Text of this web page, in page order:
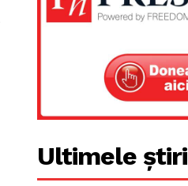
Ultimele știri